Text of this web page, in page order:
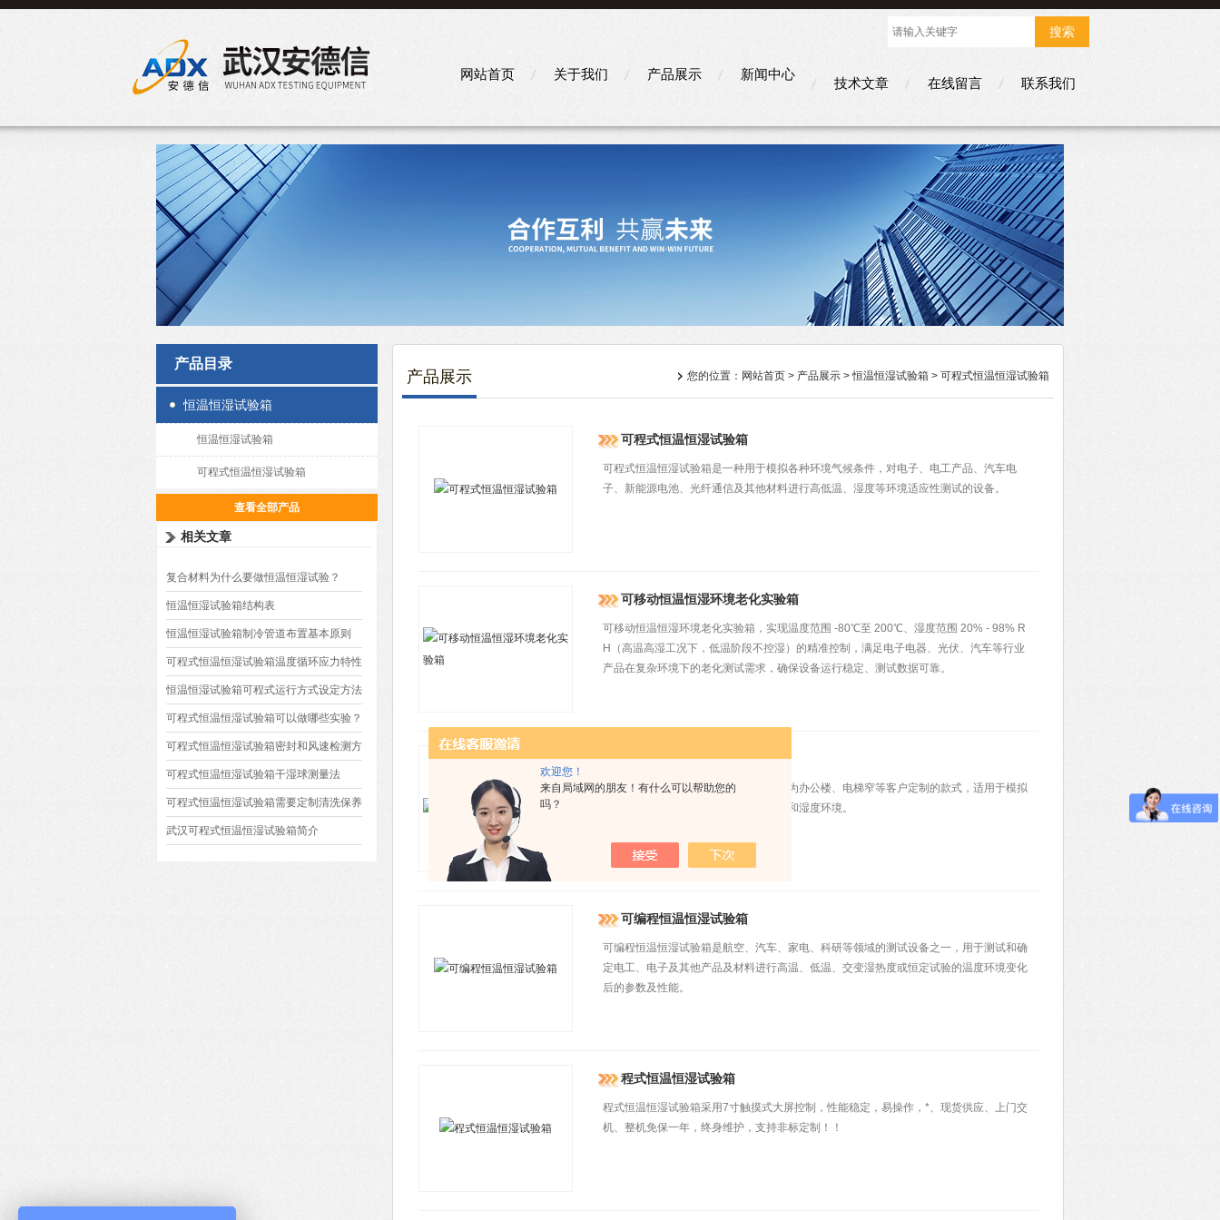
欢迎您！
来自局域网的朋友！有什么可以帮助您的
吗？
网站首页 关于我们 产品展示 新闻中心
技术文章 在线留言 联系我们
产品目录
恒温恒湿试验箱
恒温恒湿试验箱
可程式恒温恒湿试验箱
查看全部产品
相关文章
复合材料为什么要做恒温恒湿试验？
恒温恒湿试验箱结构表
恒温恒湿试验箱制冷管道布置基本原则
可程式恒温恒湿试验箱温度循环应力特性
恒温恒湿试验箱可程式运行方式设定方法
可程式恒温恒湿试验箱可以做哪些实验？
可程式恒温恒湿试验箱密封和风速检测方
法
可程式恒温恒湿试验箱干湿球测量法
可程式恒温恒湿试验箱需要定制清洗保养
的好处
武汉可程式恒温恒湿试验箱简介
产品展示 您的位置： 网站首页 > 产品展示 >恒温恒湿试验箱 > 可程式恒温恒湿试验箱
可程式恒温恒湿试验箱
可程式恒温恒湿试验箱是一种用于模拟各种环境气候条件，对电子、电工产品、汽车电
子、新能源电池、光纤通信及其他材料进行高低温、湿度等环境适应性测试的设备。
可移动恒温恒湿环境老化实验箱
可移动恒温恒湿环境老化实验箱，实现温度范围 -80℃至 200℃、湿度范围 20% - 98% R
H（高温高湿工况下，低温阶段不控湿）的精准控制，满足电子电器、光伏、汽车等行业
产品在复杂环境下的老化测试需求，确保设备运行稳定、测试数据可靠。
办公楼窄款恒温恒湿试验箱
办公楼窄款恒温恒湿试验箱主要主要是为办公楼、电梯窄等客户定制的款式，适用于模拟
和测试各种环境条件，提供稳定的温度和湿度环境。
可编程恒温恒湿试验箱
可编程恒温恒湿试验箱是航空、汽车、家电、科研等领域的测试设备之一，用于测试和确
定电工、电子及其他产品及材料进行高温、低温、交变湿热度或恒定试验的温度环境变化
后的参数及性能。
程式恒温恒湿试验箱
程式恒温恒湿试验箱采用7寸触摸式大屏控制，性能稳定，易操作，*、现货供应、上门交
机、整机免保一年，终身维护，支持非标定制！！